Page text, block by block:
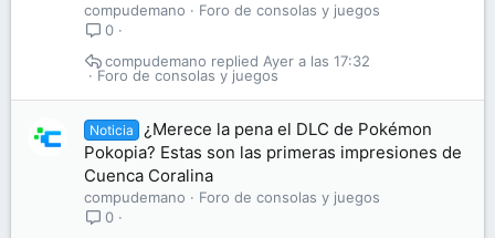
compudemano
Foro de consolas y juegos
0
Foro de consolas y juegos
Ayer a las 17:32
compudemano
Noticia
¿Merece la pena el DLC de Pokémon
Pokopia? Estas son las primeras impresiones de
Cuenca Coralina
compudemano
Foro de consolas y juegos
0